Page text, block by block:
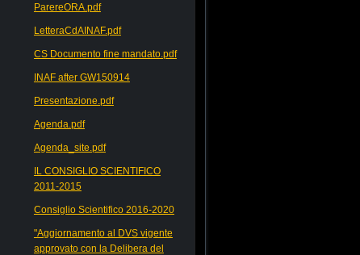
ParereORA.pdf
LetteraCdAINAF.pdf
CS Documento fine mandato.pdf
INAF after GW150914
Presentazione.pdf
Agenda.pdf
Agenda_site.pdf
IL CONSIGLIO SCIENTIFICO
2011-2015
Consiglio Scientifico 2016-2020
"Aggiornamento al DVS vigente
approvato con la Delibera del